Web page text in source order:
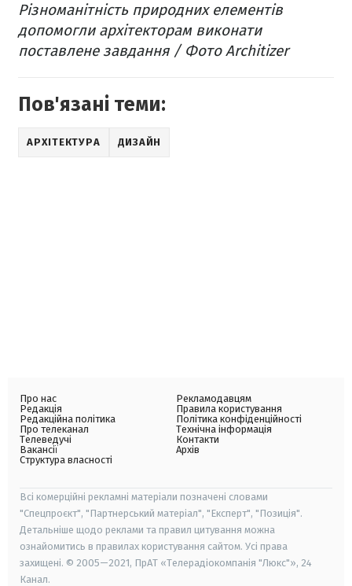
Різноманітність природних елементів
допомогли архітекторам виконати
поставлене завдання / Фото Architizer
Пов'язані теми:
АРХІТЕКТУРА ДИЗАЙН
Про нас
Редакція
Редакційна політика
Про телеканал
Телеведучі
Вакансії
Структура власності
Рекламодавцям
Правила користування
Політика конфіденційності
Технічна інформація
Контакти
Архів
Всі комерційні рекламні матеріали позначені словами
"Спецпроєкт", "Партнерський матеріал", "Експерт", "Позиція".
Детальніше щодо реклами та правил цитування можна
ознайомитись в правилах користування сайтом. Усі права
захищені. © 2005—2021, ПрАТ «Телерадіокомпанія "Люкс"», 24
Канал.